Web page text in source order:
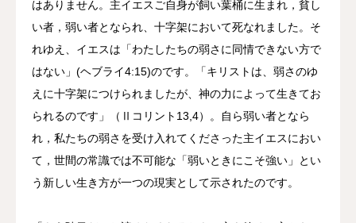
はありません。主イエスご自身が飼い葉桶に生まれ，貧し
い者，弱い者となられ、十字架において死なれました。そ
れゆえ、イエスは「わたしたちの弱さに同情できない方で
はない」(ヘブライ4:15)のです。「キリストは、弱さのゆ
えに十字架につけられましたが、神の力によって生きてお
られるのです」（Ⅱコリント13,4）。自ら弱い者となら
れ，私たちの弱さを受け入れてくださった主イエスにおい
て，世間の常識では不可能な「弱いときにこそ強い」とい
う新しい生き方が一つの現実として示されたのです。